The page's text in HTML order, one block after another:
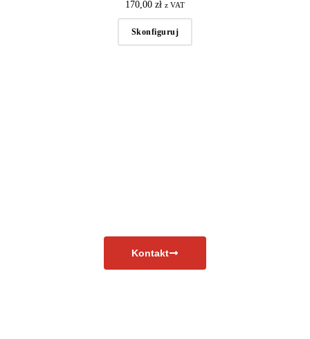
170,00 zł z VAT
Skonfiguruj
Kontakt